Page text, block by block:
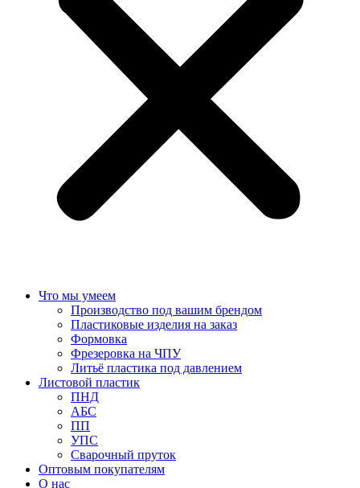
Что мы умеем
Производство под вашим брендом
Пластиковые изделия на заказ
Формовка
Фрезеровка на ЧПУ
Литьё пластика под давлением
Листовой пластик
ПНД
АБС
ПП
УПС
Сварочный пруток
Оптовым покупателям
О нас